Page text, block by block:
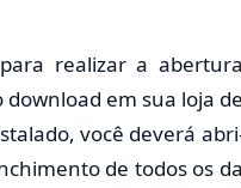
realizar a
em sua loja
você deverá
de todos os